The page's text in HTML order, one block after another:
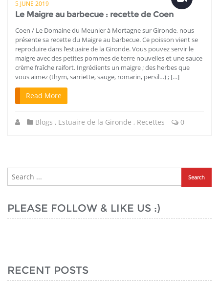
5 JUNE 2019
Le Maigre au barbecue : recette de Coen
Coen / Le Domaine du Meunier à Mortagne sur Gironde, nous
présente sa recette du Maigre au barbecue. Ce poisson vient se
reproduire dans l’estuaire de la Gironde. Vous pouvez servir le
maigre avec des petites pommes de terre nouvelles et une sauce
crème fraîche raifort. Ingrédients un maigre ; des herbes que
vous aimez (thym, sarriette, sauge, romarin, persil…) ; […]
Read More
Blogs , Estuaire de la Gironde , Recettes 0
PLEASE FOLLOW & LIKE US :)
RECENT POSTS